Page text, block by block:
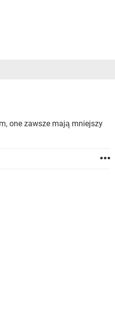
one zawsze mają mniejszy